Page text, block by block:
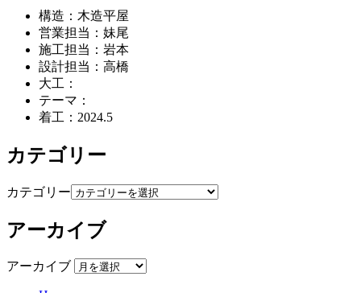
構造：木造平屋
営業担当：妹尾
施工担当：岩本
設計担当：高橋
大工：
テーマ：
着工：2024.5
カテゴリー
カテゴリー
アーカイブ
アーカイブ